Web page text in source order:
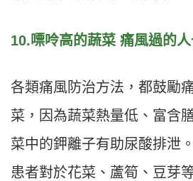
10.嘌呤高的蔬菜 痛風過的
各類痛風防治方法，都鼓勵
菜，因為蔬菜熱量低、富含
菜中的鉀離子有助尿酸排泄
患者對於花菜、蘆筍、豆芽